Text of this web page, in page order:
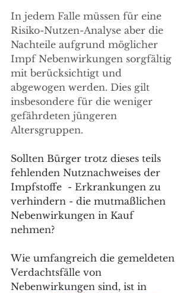
In jedem Falle müssen für eine
Risiko-Nutzen-Analyse aber die
Nachteile aufgrund möglicher
Impf Nebenwirkungen sorgfältig
mit berücksichtigt und
abgewogen werden. Dies gilt
insbesondere für die weniger
gefährdeten jüngeren
Altersgruppen.
Sollten Bürger trotz dieses teils
fehlenden Nutznachweises der
Impfstoffe  - Erkrankungen zu
verhindern - die mutmaßlichen
Nebenwirkungen in Kauf
nehmen?
Wie umfangreich die gemeldeten
Verdachtsfälle von
Nebenwirkungen sind, ist in